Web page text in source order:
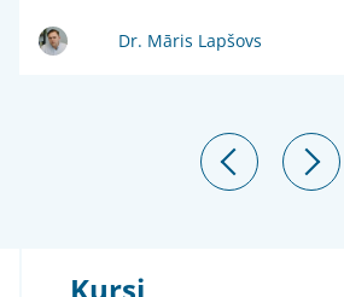
Dr. Māris Lapšovs
Kursi